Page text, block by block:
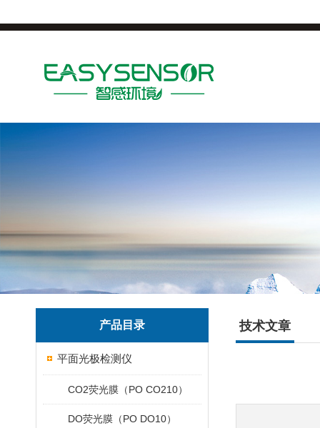
产品目录
平面光极检测仪
CO2荧光膜（PO CO210）
DO荧光膜（PO DO10）
技术文章